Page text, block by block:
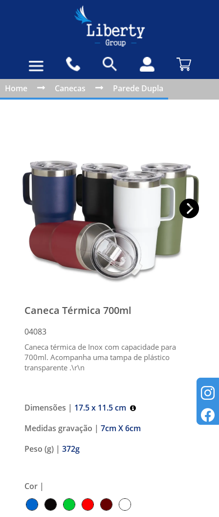
Home Canecas Parede Dupla
Caneca Térmica 700ml
04083
Caneca térmica de Inox com capacidade para
700ml. Acompanha uma tampa de plástico
transparente .\r\n
Dimensões | 17.5 x 11.5 cm
Medidas gravação | 7cm X 6cm
Peso (g) | 372g
Cor |